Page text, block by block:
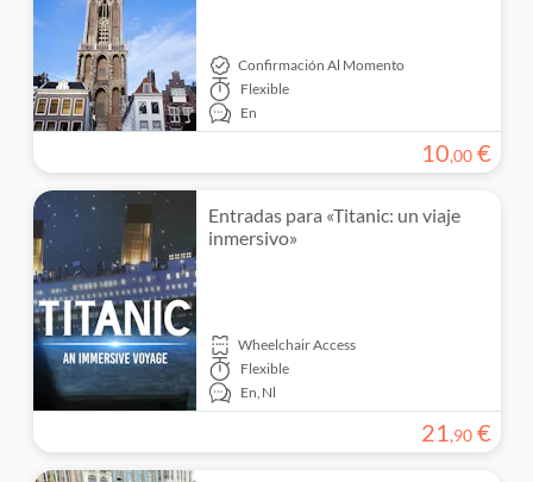
Confirmación Al Momento
Flexible
En
10,00 €
Entradas para «Titanic: un viaje
inmersivo»
Wheelchair Access
Flexible
En,Nl
21 ,90 €